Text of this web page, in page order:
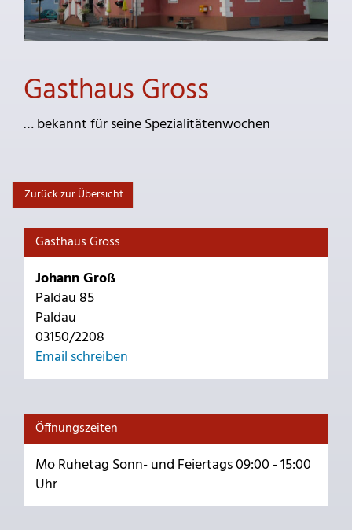
Gasthaus Gross
… bekannt für seine Spezialitätenwochen
Zurück zur Übersicht
Gasthaus Gross
Johann Groß
Paldau 85
Paldau
03150/2208
Email schreiben
Öffnungszeiten
Mo Ruhetag Sonn- und Feiertags 09:00 - 15:00
Uhr